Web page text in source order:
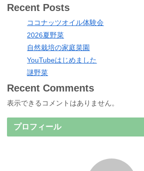
Recent Posts
ココナッツオイル体験会
2026夏野菜
自然栽培の家庭菜園
YouTubeはじめました
謎野菜
Recent Comments
表示できるコメントはありません。
プロフィール